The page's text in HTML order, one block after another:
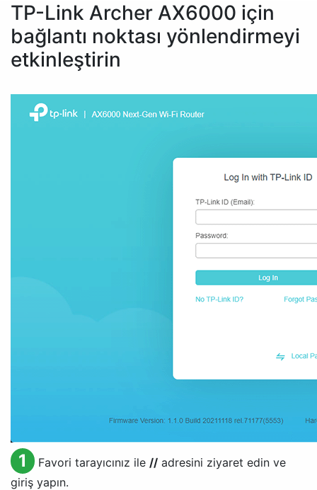
TP-Link Archer AX6000 için
bağlantı noktası yönlendirmeyi
etkinleştirin
1 Favori tarayıcınız ile //adresini ziyaret edin ve
giriş yapın.